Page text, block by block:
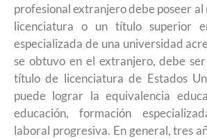
profesional extranjero debe poseer al
licenciatura o un título superior
especializada de una universidad
se obtuvo en el extranjero, debe
título de licenciatura de Estados
puede lograr la equivalencia
educación, formación
laboral progresiva. En general, tres